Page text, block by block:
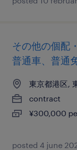
その他の個配
普通車、普通
東京都港区,
contract
¥300,000
posted 4 june